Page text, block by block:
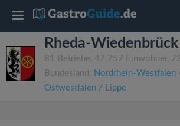
Rheda-Wiedenbrück
81 Betriebe, 47.757 Einwohner,
Bundesland: Nordrhein-Westfalen
Ostwestfalen / Lippe
T
o
g